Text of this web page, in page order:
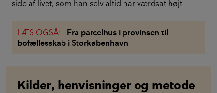
side af livet, som han selv altid har værdsat højt.
LÆS OGSÅ:
Fra parcelhus i provinsen til
bofællesskab i Storkøbenhavn
Kilder, henvisninger og metode